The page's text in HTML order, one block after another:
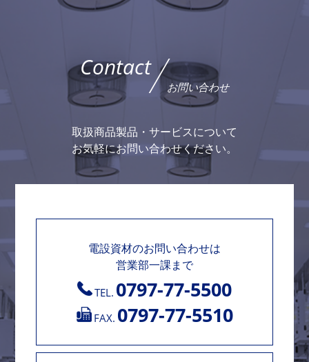
Contact
お問い合わせ
取扱商品製品・サービスについて
お気軽にお問い合わせください。
電設資材のお問い合わせは
営業部一課まで
TEL. 0797-77-5500
FAX. 0797-77-5510